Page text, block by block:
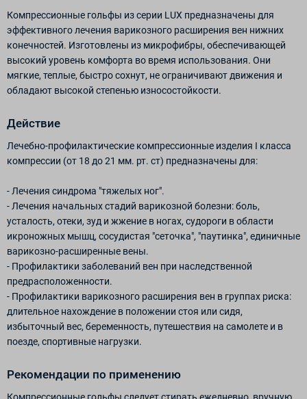
Компрессионные гольфы из серии LUX предназначены для
эффективного лечения варикозного расширения вен нижних
конечностей. Изготовлены из микрофибры, обеспечивающей
высокий уровень комфорта во время использования. Они
мягкие, теплые, быстро сохнут, не ограничивают движения и
обладают высокой степенью износостойкости.
Действие
Лечебно-профилактические компрессионные изделия I класса
компрессии (от 18 до 21 мм. рт. ст) предназначены для:
- Лечения синдрома "тяжелых ног".
- Лечения начальных стадий варикозной болезни: боль,
усталость, отеки, зуд и жжение в ногах, судороги в области
икроножных мышц, сосудистая "сеточка", "паутинка", единичные
варикозно-расширенные вены.
- Профилактики заболеваний вен при наследственной
предрасположенности.
- Профилактики варикозного расширения вен в группах риска:
длительное нахождение в положении стоя или сидя,
избыточный вес, беременность, путешествия на самолете и в
поезде, спортивные нагрузки.
Рекомендации по применению
Компрессионные гольфы следует стирать ежедневно, вручную,